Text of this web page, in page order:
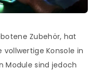
Zubehör, hat
Konsole in
Module sind jedoch